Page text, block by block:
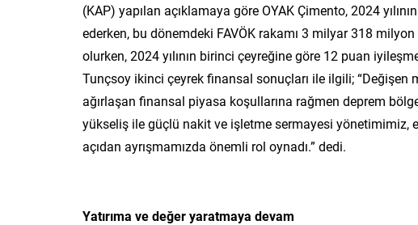
(KAP) yapılan açıklamaya göre OYAK Çimento, 2024
ederken, bu dönemdeki FAVÖK rakamı 3 milyar 318
olurken, 2024 yılının birinci çeyreğine göre 12 puan
Tunçsoy ikinci çeyrek finansal sonuçları ile ilgili;
ağırlaşan finansal piyasa koşullarına rağmen deprem
yükseliş ile güçlü nakit ve işletme sermayesi
açıdan ayrışmamızda önemli rol oynadı.” dedi.
Yatırıma ve değer yaratmaya devam